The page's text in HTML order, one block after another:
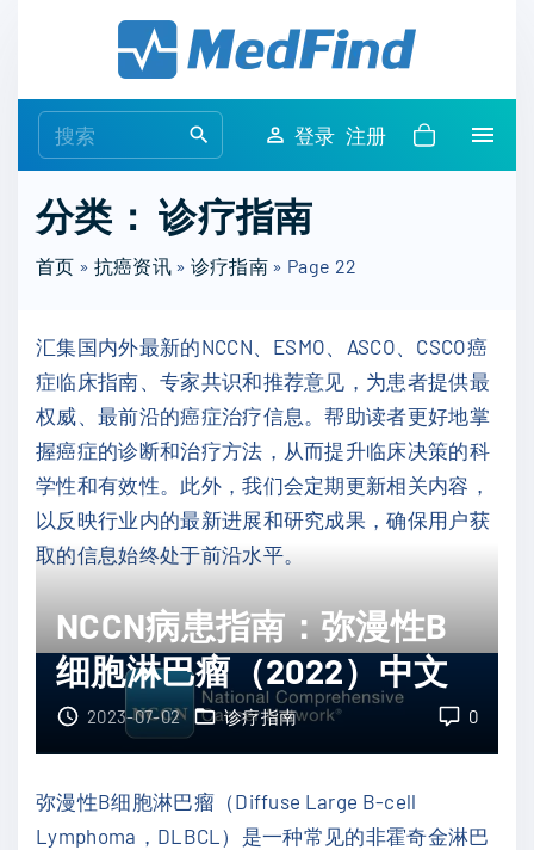
e
r
c
o
r
:
登录 注册
分类：诊疗指南
首页 » 抗癌资讯» 诊疗指南 » Page 22
汇集国内外最新的NCCN、ESMO、ASCO、CSCO癌
症临床指南、专家共识和推荐意见，为患者提供最
权威、最前沿的癌症治疗信息。帮助读者更好地掌
握癌症的诊断和治疗方法，从而提升临床决策的科
学性和有效性。此外，我们会定期更新相关内容，
以反映行业内的最新进展和研究成果，确保用户获
取的信息始终处于前沿水平。
NCCN病患指南：弥漫性B
细胞淋巴瘤（2022）中文
0
2023-07-02 诊疗指南
弥漫性B细胞淋巴瘤（Diffuse Large B-cell
Lymphoma，DLBCL）是一种常见的非霍奇金淋巴